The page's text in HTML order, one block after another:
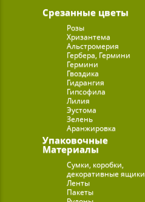
Срезанные цветы
Розы
Хризантема
Альстромерия
Гербера, Гермини
Гермини
Гвоздика
Гидрангия
Гипсофила
Лилия
Эустома
Зелень
Аранжировка
Упаковочные
Материалы
Сумки, коробки,
декоративные ящики
Ленты
Пакеты